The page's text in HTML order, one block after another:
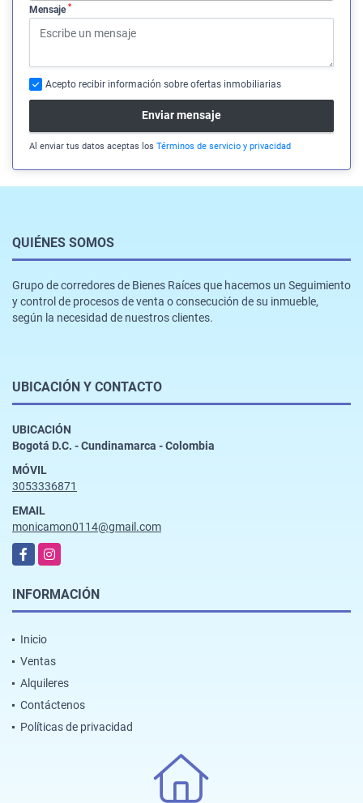
Mensaje *
Acepto recibir información sobre ofertas inmobiliarias
Enviar mensaje
Al enviar tus datos aceptas los Términos de servicio y privacidad
QUIÉNES SOMOS
Grupo de corredores de Bienes Raíces que hacemos un Seguimiento
y control de procesos de venta o consecución de su inmueble,
según la necesidad de nuestros clientes.
UBICACIÓN Y CONTACTO
UBICACIÓN
Bogotá D.C. - Cundinamarca - Colombia
MÓVIL
3053336871
EMAIL
monicamon0114@gmail.com
FacebookInstagram
INFORMACIÓN
Inicio
Ventas
Alquileres
Contáctenos
Políticas de privacidad